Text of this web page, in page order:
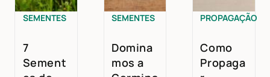
SEMENTES
7
Sement
SEMENTES
Domina
mos a
PROPAGAÇÃO
Como
Propaga